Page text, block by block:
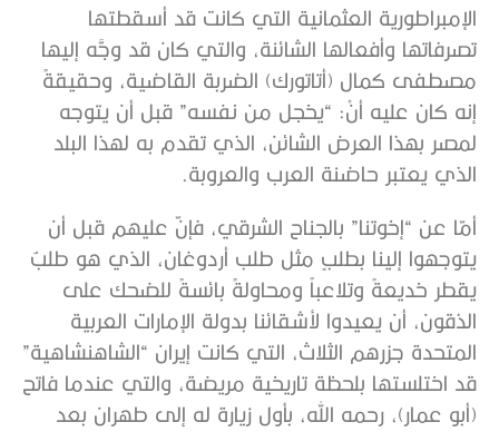
الإمبراطورية العثمانية التي كانت قد أسقطتها
تصرفاتها وأفعالها الشائنة، والتي كان قد وجَّه إليها
مصطفى كمال (أتاتورك) الضربة القاضية، وحقيقةً
إنه كان عليه أنْ: “يخجل من نفسه” قبل أن يتوجه
لمصر بهذا العرض الشائن، الذي تقدم به لهذا البلد
الذي يعتبر حاضنة العرب والعروبة.
أمّا عن “إخوتنا” بالجناح الشرقي، فإنّ عليهم قبل أن
يتوجهوا إلينا بطلبٍ مثل طلب أردوغان، الذي هو طلبٌ
يقطر خديعةً وتلاعباً ومحاولةً بائسةً للضحك على
الذقون، أن يعيدوا لأشقائنا بدولة الإمارات العربية
المتحدة جزرهم الثلاث، التي كانت إيران “الشاهنشاهية”
قد اختلستها بلحظة تاريخية مريضة، والتي عندما فاتح
(أبو عمار)، رحمه الله، بأول زيارة له إلى طهران بعد